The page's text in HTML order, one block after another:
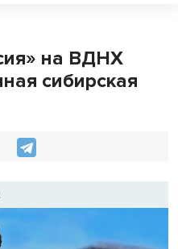
на ВДНХ
сибирская